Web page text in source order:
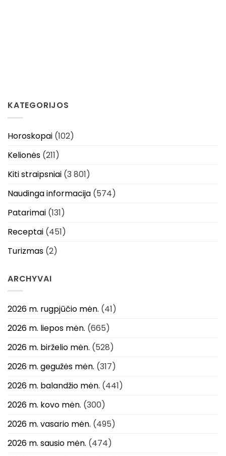
KATEGORIJOS
Horoskopai (102)
Kelionės (211)
Kiti straipsniai (3 801)
Naudinga informacija (574)
Patarimai (131)
Receptai (451)
Turizmas (2)
ARCHYVAI
2026 m. rugpjūčio mėn. (41)
2026 m. liepos mėn. (665)
2026 m. birželio mėn. (528)
2026 m. gegužės mėn. (317)
2026 m. balandžio mėn. (441)
2026 m. kovo mėn. (300)
2026 m. vasario mėn. (495)
2026 m. sausio mėn. (474)